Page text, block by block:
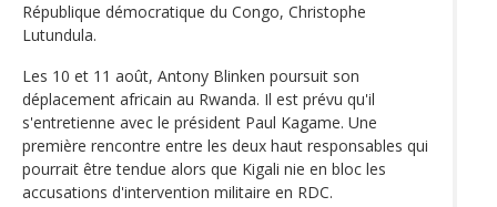
République démocratique du Congo, Christophe
Lutundula.
Les 10 et 11 août, Antony Blinken poursuit son
déplacement africain au Rwanda. Il est prévu qu'il
s'entretienne avec le président Paul Kagame. Une
première rencontre entre les deux haut responsables qui
pourrait être tendue alors que Kigali nie en bloc les
accusations d'intervention militaire en RDC.